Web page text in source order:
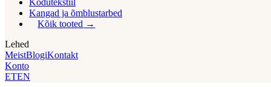
Kodutekstiil
Kangad ja õmblustarbed
Kõik tooted
Lehed
MeistBlogiKontakt
Konto
ETEN